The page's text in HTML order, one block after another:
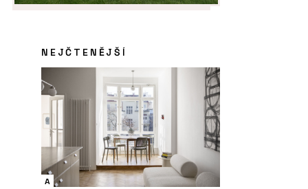
NEJČTENĚJŠÍ
A